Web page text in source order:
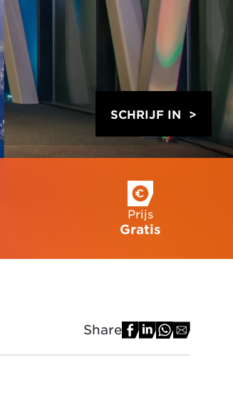
SCHRIJF IN
Prijs
Gratis
Share